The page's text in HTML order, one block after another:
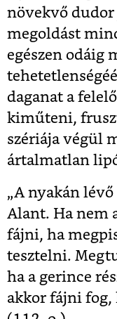
növekvő dudor
megoldást
egészen odáig
daganat a
kiműteni,
szériája végül
ártalmatlan
„A nyakán
Alant. Ha nem
fájni, ha
tesztelni.
ha a gerince
akkor fájni fog,